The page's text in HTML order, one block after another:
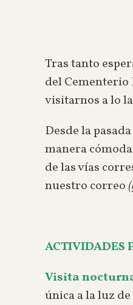
Tras tanto
del Cementerio
visitarnos a lo
Desde la
manera
de las vías
nuestro correo
ACTIVIDADES
Visita
única a la luz